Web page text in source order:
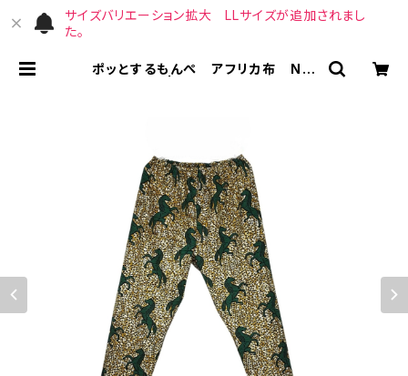
サイズバリエーション拡大 LLサイズが追加されまし
た。
ポッとするもんぺ アフリカ布 No.